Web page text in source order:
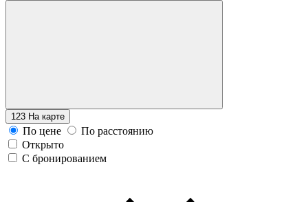
123 На карте
По цене
По расстоянию
Открыто
С бронированием